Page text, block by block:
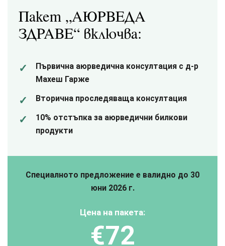
Пакет „АЮРВЕДА
ЗДРАВЕ“ включва:
Първична аюрведична консултация с д-р
Махеш Гарже
Вторична проследяваща консултация
10% отстъпка за аюрведични билкови
продукти
Специалното предложение е валидно до 30
юни 2026 г.
Цена на пакета:
€72